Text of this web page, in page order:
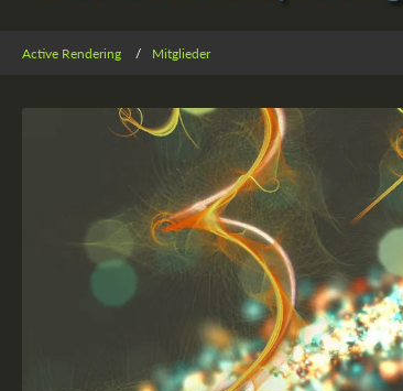
Active Rendering Mitglieder